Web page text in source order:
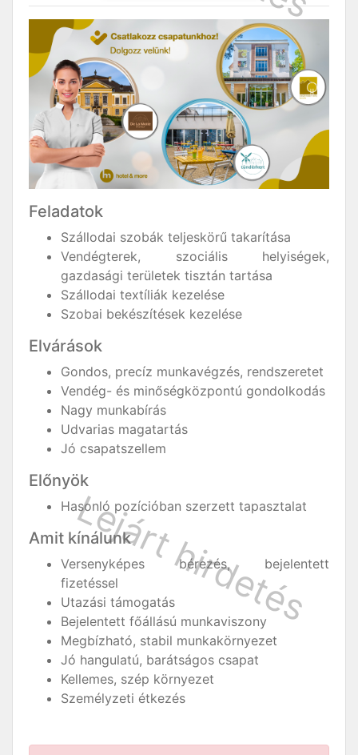
Feladatok
Szállodai szobák teljeskörű takarítása
Vendégterek, szociális helyiségek,
gazdasági területek tisztán tartása
Szállodai textíliák kezelése
Szobai bekészítések kezelése
Elvárások
Gondos, precíz munkavégzés, rendszeretet
Vendég- és minőségközpontú gondolkodás
Nagy munkabírás
Udvarias magatartás
Jó csapatszellem
Előnyök
Hasonló pozícióban szerzett tapasztalat
Amit kínálunk
Versenyképes bérezés, bejelentett
fizetéssel
Utazási támogatás
Bejelentett főállású munkaviszony
Megbízható, stabil munkakörnyezet
Jó hangulatú, barátságos csapat
Kellemes, szép környezet
Személyzeti étkezés